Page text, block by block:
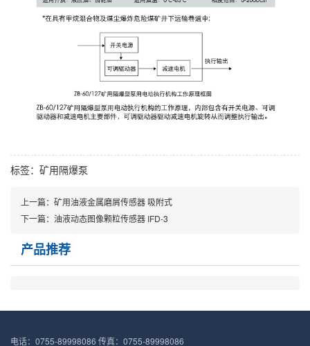
标签： 矿用隔爆泵
上一篇：矿用油液金属磨屑传感器 吸附式
下一篇：油液动态图像颗粒传感器 IFD-3
产品推荐
电话：0755-89998086 传真：0755-89998086